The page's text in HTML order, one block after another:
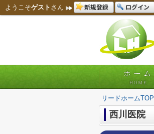
ようこそゲスト さん 新規登録 ログイン
ホーム
HOME
リードホームTOP
西川医院